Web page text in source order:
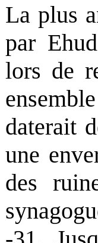
La plus
par
lors de
daterait
une
des